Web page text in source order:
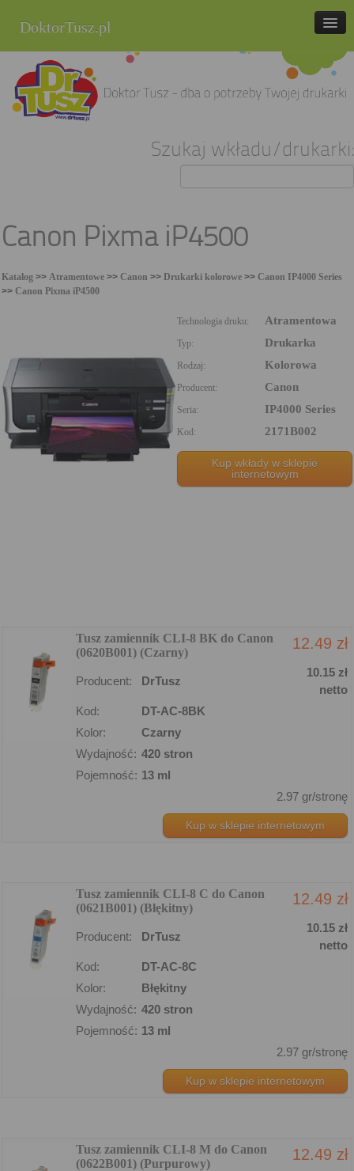
DoktorTusz.pl
tel. 857 337 337
Strona główna
Sklep internetowy
Szukaj wkładu/drukarki:
Canon Pixma iP4500
Katalog >> Atramentowe >> Canon >> Drukarki kolorowe >> Canon IP4000 Series
>> Canon Pixma iP4500
Technologia druku: Atramentowa
Typ: Drukarka
Rodzaj: Kolorowa
Producent: Canon
Seria: IP4000 Series
Kod: 2171B002
Kup wkłady w sklepie
internetowym
Tusz zamiennik CLI-8 BK do Canon
(0620B001) (Czarny)
12.49 zł
Producent: DrTusz
10.15 zł
netto
Kod:
DT-AC-8BK
Kolor:
Czarny
Wydajność: 420 stron
Pojemność: 13 ml
2.97 gr/stronę
Kup w sklepie internetowym
Tusz zamiennik CLI-8 C do Canon
(0621B001) (Błękitny)
12.49 zł
Producent: DrTusz
10.15 zł
netto
Kod:
DT-AC-8C
Kolor:
Błękitny
Wydajność: 420 stron
Pojemność: 13 ml
2.97 gr/stronę
Kup w sklepie internetowym
Tusz zamiennik CLI-8 M do Canon
(0622B001) (Purpurowy)
12.49 zł